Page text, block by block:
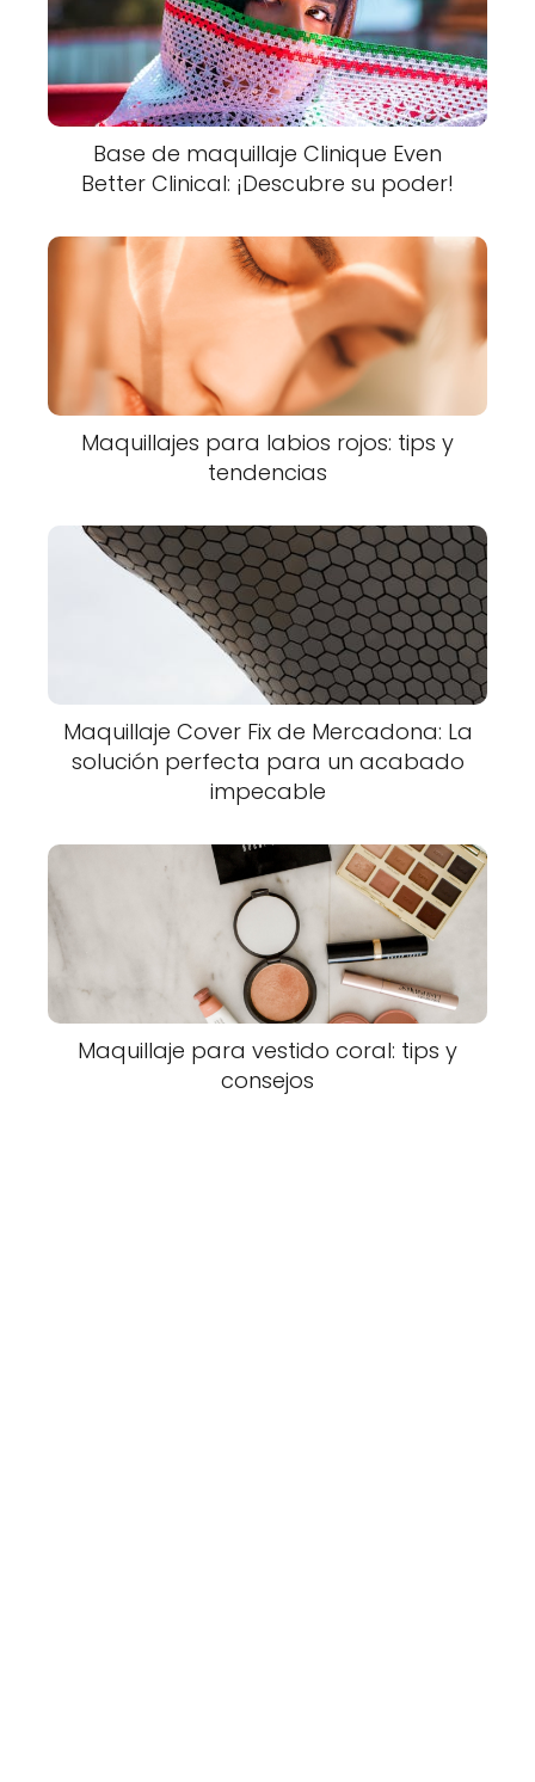
Base de maquillaje Clinique Even
Better Clinical: ¡Descubre su poder!
Maquillajes para labios rojos: tips y
tendencias
Maquillaje Cover Fix de Mercadona: La
solución perfecta para un acabado
impecable
Maquillaje para vestido coral: tips y
consejos